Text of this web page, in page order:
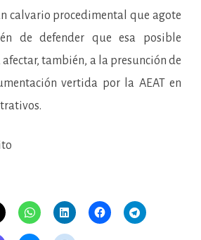
calvario procedimental que agote
de defender que esa posible
también, a la presunción de
vertida por la AEAT en